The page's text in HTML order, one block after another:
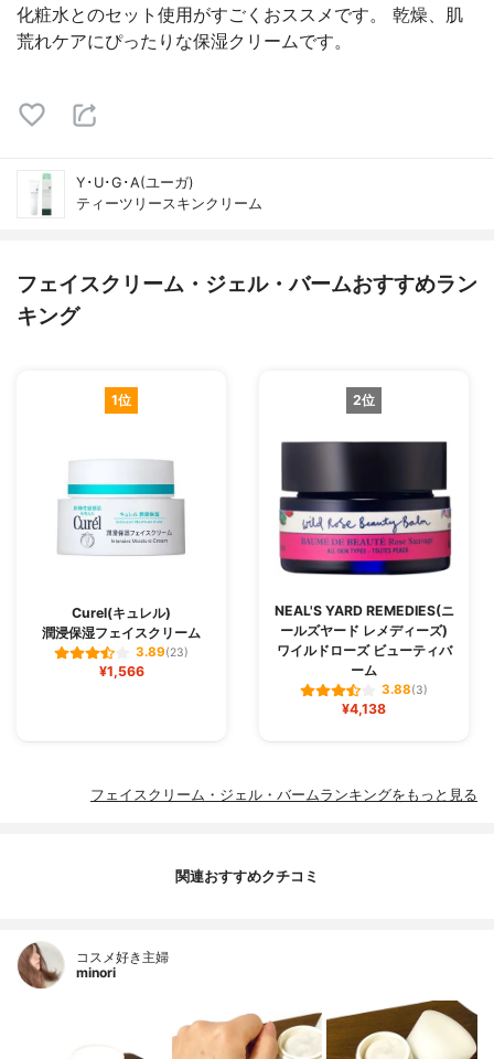
化粧水とのセット使用がすごくおススメです。 乾燥、肌
荒れケアにぴったりな保湿クリームです。
Y･U･G･A(ユーガ)
ティーツリースキンクリーム
フェイスクリーム・ジェル・バームおすすめラン
キング
1位
Curel(キュレル)
潤浸保湿フェイスクリーム
3.89(23)
¥1,566
2位
NEAL'S YARD REMEDIES(ニ
ールズヤード レメディーズ)
ワイルドローズ ビューティバ
ーム
3.88(3)
¥4,138
フェイスクリーム・ジェル・バームランキングをもっと見る
関連おすすめクチコミ
コスメ好き主婦
minori